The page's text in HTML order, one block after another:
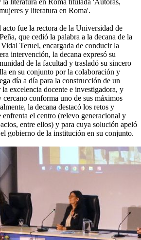
literatura en Roma titulada 'Autoras,
y literatura en Roma'.
acto fue la rectora de la Universidad de
que cedió la palabra a la decana de la
Teruel, encargada de conducir la
intervención, la decana expresó su
de la facultad y trasladó su sincero
en su conjunto por la colaboración y
día a día para la construcción de un
excelencia docente e investigadora, y
conforma uno de sus máximos
la decana destacó los retos y
enfrenta el centro (relevo generacional y
entre ellos) y para cuya solución apeló
gobierno de la institución en su conjunto.